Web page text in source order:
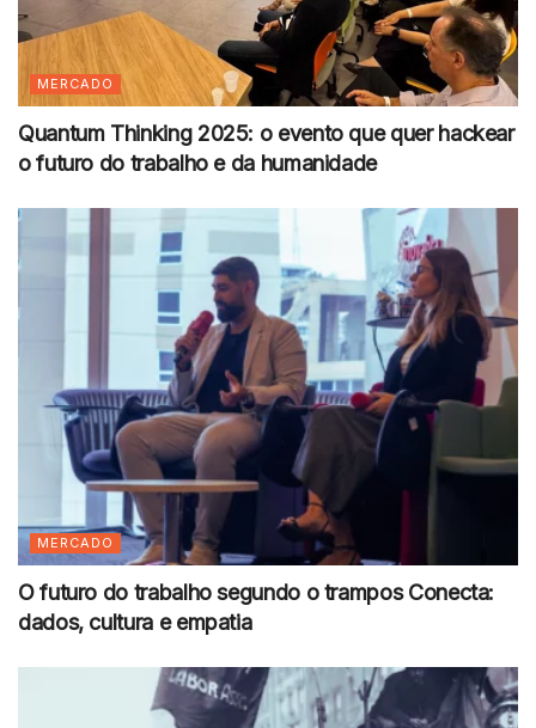
MERCADO
Quantum Thinking 2025: o evento que quer hackear
o futuro do trabalho e da humanidade
MERCADO
O futuro do trabalho segundo o trampos Conecta:
dados, cultura e empatia